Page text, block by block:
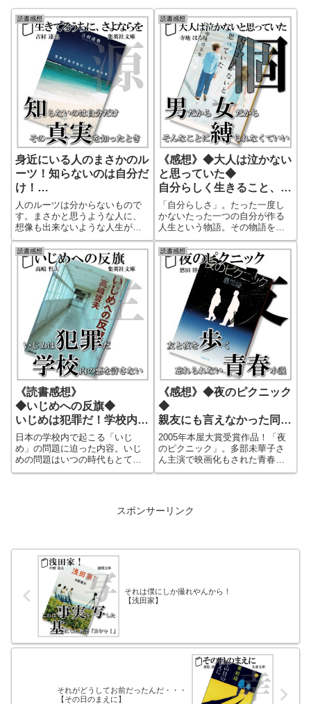
読書感想
身近にいる人のまさかのル
ーツ！知らないのは自分だ
け！
【生きてるうちに、さよな
らを】
人のルーツは分からないもので
す。まさかと思うような人に、
想像も出来ないような人生が隠
れていることがあります。本書
はそんな人の予想も出来ないよ
うな過去が繋がり、それに巻き
込まれていた自分の人生に気付
く作品です。最後までどんでん
返しで楽しませてくれます！
読書感想
《感想》◆大人は泣かない
と思っていた◆
自分らしく生きること、そ
れが大切な人間らしさ
「自分らしさ」。たった一度し
かないたった一つの自分が作る
人生という物語。その物語を素
敵な物語に作れるのは自分自
身。自分らしさを持つことの大
切さ、自分らしく生きていいん
だと背中を押してくれる作品で
す。自分らしさを押し殺してい
る人に是非読んで欲しい１冊！
きっと自分が好きになれる。
読書感想
《読書感想》
◆いじめへの反旗◆
いじめは犯罪だ！学校内の
悪を許さない！
日本の学校内で起こる「いじ
め」の問題に迫った内容。いじ
めの問題はいつの時代もとても
繊細で、とても難しい。しか
学校が抱えるいじめ問題にリア
読書感想
《感想》◆夜のピクニック
◆
親友にも言えなかった同級
生のアイツとの関係！
2005年本屋大賞受賞作品！「夜
のピクニック」。多部未華子さ
ん主演で映画化もされた青春小
説！高校最後の大きなイベント
クラスメートとの関係。学生た
青春を思い出す！青春感動小
スポンサーリンク
それは僕にしか撮れやんから！
【浅田家】
それがどうしてお前だったんだ・・・
【その日のまえに】